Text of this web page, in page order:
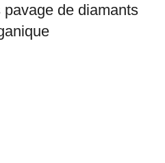
pavage de diamants